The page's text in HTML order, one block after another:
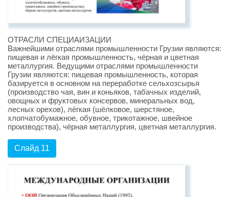
ОТРАСЛИ СПЕЦИАИЗАЦИИ
Важнейшими отраслями промышленности Грузии являются:
пищевая и лёгкая промышленность, чёрная и цветная
металлургия. Ведущими отраслями промышленности
Грузии являются: пищевая промышленность, которая
базируется в основном на переработке сельхозсырья
(производство чая, вин и коньяков, табачных изделий,
овощных и фруктовых консервов, минеральных вод,
лесных орехов), лёгкая (шёлковое, шерстяное,
хлопчатобумажное, обувное, трикотажное, швейное
производства), чёрная металлургия, цветная металлургия.
Слайд 11